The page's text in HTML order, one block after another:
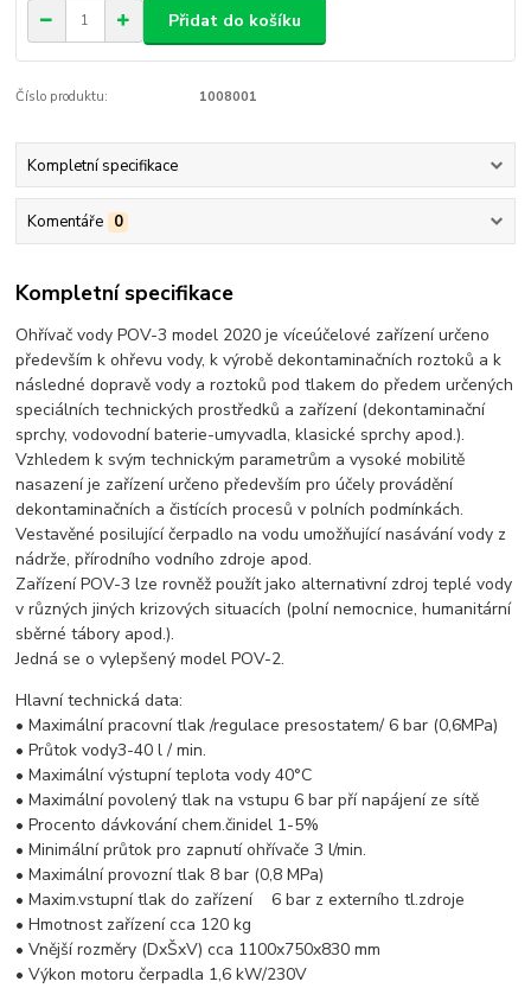
Přidat do košíku
Číslo produktu: 1008001
Kompletní specifikace
Komentáře 0
Kompletní specifikace
Ohřívač vody POV-3 model 2020 je víceúčelové zařízení určeno
především k ohřevu vody, k výrobě dekontaminačních roztoků a k
následné dopravě vody a roztoků pod tlakem do předem určených
speciálních technických prostředků a zařízení (dekontaminační
sprchy, vodovodní baterie-umyvadla, klasické sprchy apod.).
Vzhledem k svým technickým parametrům a vysoké mobilitě
nasazení je zařízení určeno především pro účely provádění
dekontaminačních a čistících procesů v polních podmínkách.
Vestavěné posilující čerpadlo na vodu umožňující nasávání vody z
nádrže, přírodního vodního zdroje apod.
Zařízení POV-3 lze rovněž použít jako alternativní zdroj teplé vody
v různých jiných krizových situacích (polní nemocnice, humanitární
sběrné tábory apod.).
Jedná se o vylepšený model POV-2.
Hlavní technická data:
• Maximální pracovní tlak /regulace presostatem/ 6 bar (0,6MPa)
• Průtok vody3-40 l / min.
• Maximální výstupní teplota vody 40°C
• Maximální povolený tlak na vstupu 6 bar pří napájení ze sítě
• Procento dávkování chem.činidel 1-5%
• Minimální průtok pro zapnutí ohřívače 3 l/min.
• Maximální provozní tlak 8 bar (0,8 MPa)
• Maxim.vstupní tlak do zařízení 6 bar z externího tl.zdroje
• Hmotnost zařízení cca 120 kg
• Vnější rozměry (DxŠxV) cca 1100x750x830 mm
• Výkon motoru čerpadla 1,6 kW/230V